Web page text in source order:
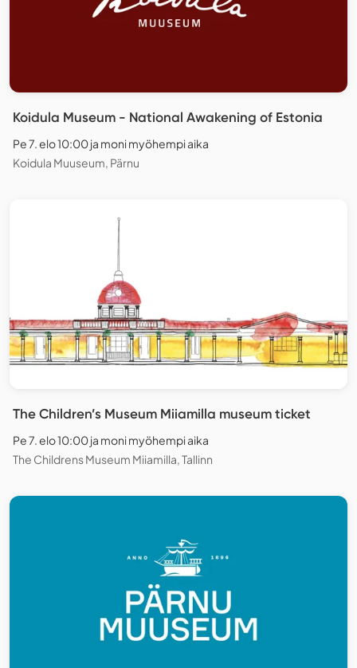
Koidula Museum - National Awakening of Estonia
Pe 7. elo 10:00 ja moni myöhempi aika
Koidula Muuseum, Pärnu
The Children’s Museum Miiamilla museum ticket
Pe 7. elo 10:00 ja moni myöhempi aika
The Childrens Museum Miiamilla, Tallinn